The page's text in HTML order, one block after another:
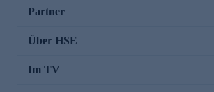
Partner
Über HSE
Im TV